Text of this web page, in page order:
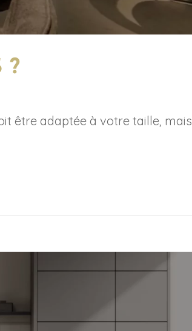
être adaptée à votre taille, mais